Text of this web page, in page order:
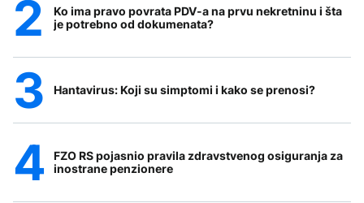
Ko ima pravo povrata PDV-a na prvu nekretninu i šta
je potrebno od dokumenata?
Hantavirus: Koji su simptomi i kako se prenosi?
FZO RS pojasnio pravila zdravstvenog osiguranja za
inostrane penzionere